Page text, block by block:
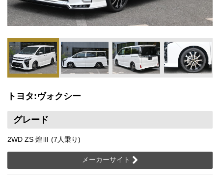
トヨタ:ヴォクシー
グレード
2WD ZS 煌Ⅲ (7人乗り)
メーカーサイト